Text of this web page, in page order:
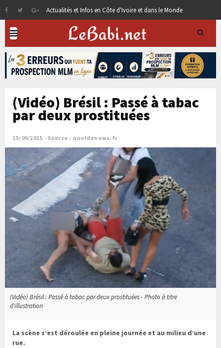
Actualités et Infos en Côte d'Ivoire et dans le Monde
(Vidéo) Brésil : Passé à tabac
par deux prostituées
15/09/2015 Source : quoidenews.fr
(Vidéo) Brésil : Passé à tabac par deux prostituées - Photo à titre
d'illustration
La scène s’est déroulée en pleine journée et au milieu d’une
rue.